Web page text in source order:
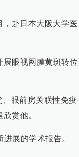
，赴日本大阪大学医
眼视网膜黄斑转位
眼前房关联性免疫
赏他。
展的学术报告。